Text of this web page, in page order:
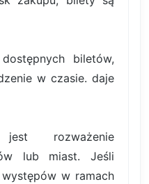
biletów,
w czasie. daje
rozważenie
lub miast. Jeśli
w ramach